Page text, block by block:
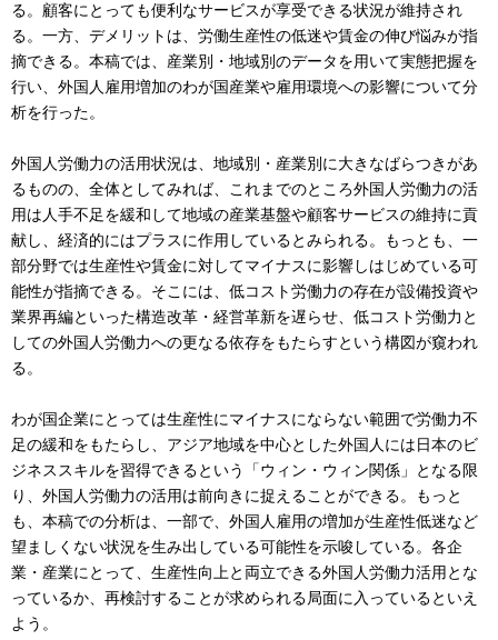
る。顧客にとっても便利なサービスが享受できる状況が維持され
る。一方、デメリットは、労働生産性の低迷や賃金の伸び悩みが指
摘できる。本稿では、産業別・地域別のデータを用いて実態把握を
行い、外国人雇用増加のわが国産業や雇用環境への影響について分
析を行った。
外国人労働力の活用状況は、地域別・産業別に大きなばらつきがあ
るものの、全体としてみれば、これまでのところ外国人労働力の活
用は人手不足を緩和して地域の産業基盤や顧客サービスの維持に貢
献し、経済的にはプラスに作用しているとみられる。もっとも、一
部分野では生産性や賃金に対してマイナスに影響しはじめている可
能性が指摘できる。そこには、低コスト労働力の存在が設備投資や
業界再編といった構造改革・経営革新を遅らせ、低コスト労働力と
しての外国人労働力への更なる依存をもたらすという構図が窺われ
る。
わが国企業にとっては生産性にマイナスにならない範囲で労働力不
足の緩和をもたらし、アジア地域を中心とした外国人には日本のビ
ジネススキルを習得できるという「ウィン・ウィン関係」となる限
り、外国人労働力の活用は前向きに捉えることができる。もっと
も、本稿での分析は、一部で、外国人雇用の増加が生産性低迷など
望ましくない状況を生み出している可能性を示唆している。各企
業・産業にとって、生産性向上と両立できる外国人労働力活用とな
っているか、再検討することが求められる局面に入っているといえ
よう。